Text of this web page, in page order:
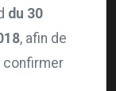
du 30
, afin de
confirmer